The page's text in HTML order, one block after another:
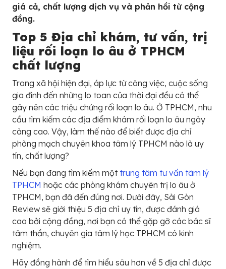
giá cả, chất lượng dịch vụ và phản hồi từ cộng
đồng.
Top 5 Địa chỉ khám, tư vấn, trị
liệu rối loạn lo âu ở TPHCM
chất lượng
Trong xã hội hiện đại, áp lực từ công việc, cuộc sống
gia đình đến những lo toan của thời đại đều có thể
gây nên các triệu chứng rối loạn lo âu. Ở TPHCM, nhu
cầu tìm kiếm các địa điểm khám rối loạn lo âu ngày
càng cao. Vậy, làm thế nào để biết được địa chỉ
phòng mạch chuyên khoa tâm lý TPHCM nào là uy
tín, chất lượng?
Nếu bạn đang tìm kiếm một trung tâm tư vấn tâm lý
TPHCM hoặc các phòng khám chuyên trị lo âu ở
TPHCM, bạn đã đến đúng nơi. Dưới đây, Sài Gòn
Review sẽ giới thiệu 5 địa chỉ uy tín, được đánh giá
cao bởi cộng đồng, nơi bạn có thể gặp gỡ các bác sĩ
tâm thần, chuyên gia tâm lý học TPHCM có kinh
nghiệm.
Hãy đồng hành để tìm hiểu sâu hơn về 5 địa chỉ được